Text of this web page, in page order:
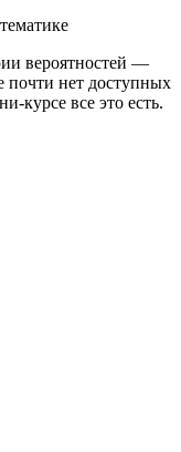
вероятностей —
нет доступных
курсе все это есть.